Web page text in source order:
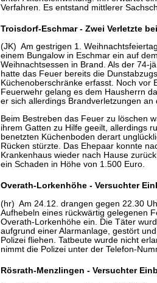
Verfahren. Es entstand mittlerer
Troisdorf-Eschmar - Zwei Verletzte
(JK) Am gestrigen 1.
einem Bungalow in Eschmar ein auf
Weihnachtsessen in Brand. Als der 74-
hatte das Feuer bereits die
Küchenoberschränke erfasst. Noch vor
Feuerwehr gelang es dem Hausherrn
er sich allerdings Brandverletzungen an
Beim Bestreben das Feuer zu löschen
ihrem Gatten zu Hilfe geeilt, allerdings
benetzten Küchenboden derart
Rücken stürzte. Das Ehepaar konnte
Krankenhaus wieder nach Hause
ein Schaden in Höhe von 1.500 Euro.
Overath-Lorkenhöhe - Versuchter
(hr) Am 24.12. drangen gegen 22.30
Aufhebeln eines rückwärtig gelegenen
Overath-Lorkenhöhe ein. Die Täter
aufgrund einer Alarmanlage, gestört
Polizei fliehen. Tatbeute wurde nicht
nimmt die Polizei unter der Telefon-
Rösrath-Menzlingen - Versuchter